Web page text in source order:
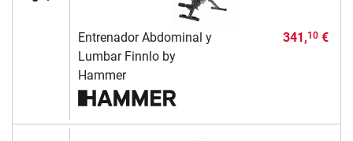
Entrenador Abdominal y
Lumbar Finnlo by
Hammer
341,10€